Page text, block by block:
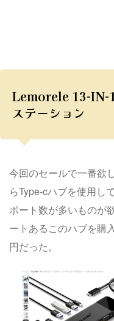
Lemorele 13-IN-
ステーション
今回のセールで一番欲
らType-cハブを使用し
ポート数が多いものが
ートあるこのハブを購
円だった。